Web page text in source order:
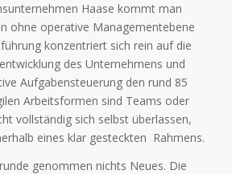
Haase kommt man
ohne operative Managementebene
konzentriert sich rein auf die
des Unternehmens und
Aufgabensteuerung den rund 85
Arbeitsformen sind Teams oder
vollständig sich selbst überlassen,
eines klar gesteckten Rahmens.
genommen nichts Neues. Die